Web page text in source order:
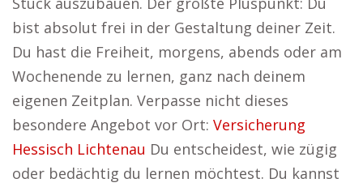
bist absolut frei in der Gestaltung deiner Zeit.
Du hast die Freiheit, morgens, abends oder am
Wochenende zu lernen, ganz nach deinem
eigenen Zeitplan. Verpasse nicht dieses
besondere Angebot vor Ort: Versicherung
Hessisch Lichtenau Du entscheidest, wie zügig
oder bedächtig du lernen möchtest. Du kannst